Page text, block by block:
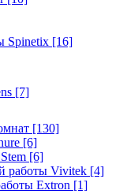
Spinetix [16]
[7]
[130]
[6]
[6]
работы Vivitek [4]
Extron [1]